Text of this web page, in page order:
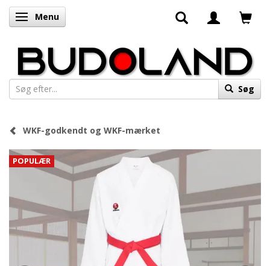
Skifte navigation
Menu
Søg
WKF-godkendt og WKF-mærket
POPULÆR